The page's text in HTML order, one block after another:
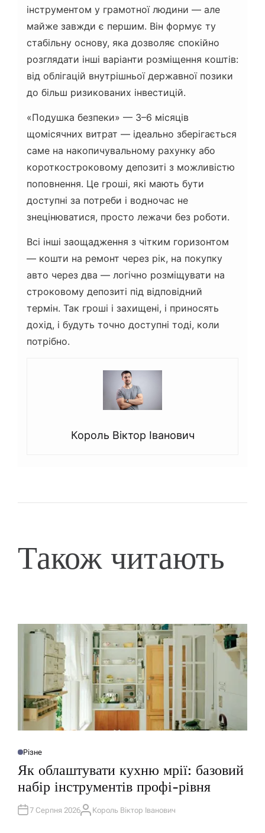
інструментом у грамотної людини — але
майже завжди є першим. Він формує ту
стабільну основу, яка дозволяє спокійно
розглядати інші варіанти розміщення коштів:
від облігацій внутрішньої державної позики
до більш ризикованих інвестицій.
«Подушка безпеки» — 3–6 місяців
щомісячних витрат — ідеально зберігається
саме на накопичувальному рахунку або
короткостроковому депозиті з можливістю
поповнення. Це гроші, які мають бути
доступні за потреби і водночас не
знецінюватися, просто лежачи без роботи.
Всі інші заощадження з чітким горизонтом
— кошти на ремонт через рік, на покупку
авто через два — логічно розміщувати на
строковому депозиті під відповідний
термін. Так гроші і захищені, і приносять
дохід, і будуть точно доступні тоді, коли
потрібно.
Король Віктор Іванович
Також читають
О
У
Л
І
У
В
Різне
Як облаштувати кухню мрії: базовий
набір інструментів профі-рівня
7 Серпня 2026А
Король Віктор Іванович